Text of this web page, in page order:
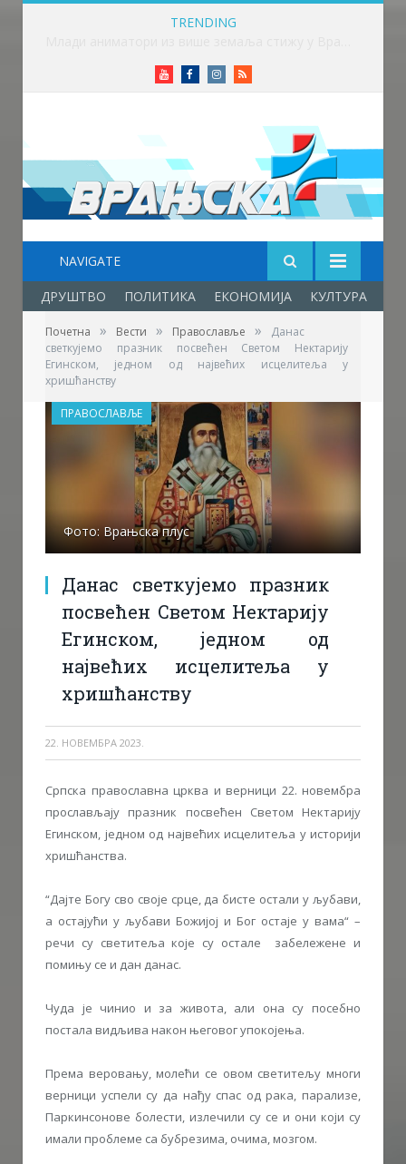
TRENDING
YoutubeFacebookInstagram
RSS
NAVIGATE
ДРУШТВО ПОЛИТИКА ЕКОНОМИЈА КУЛТУРА
Почетна » Вести » Православље »
Данас
светкујемо празник посвећен Светом Нектарију
Егинском, једном од највећих исцелитеља у
хришћанству
Фото: Врањска плус
Данас светкујемо празник
посвећен Светом Нектарију
Егинском, једном од
највећих исцелитеља у
хришћанству
22. НОВЕМБРА 2023.
ПРАВОСЛАВЉЕ
Српска православна црква и верници 22. новембра
прослављају празник посвећен Светом Нектарију
Егинском, једном од највећих исцелитеља у историји
хришћанства.
“Дајте Богу сво своје срце, да бисте остали у љубави,
а остајући у љубави Божијој и Бог остаје у вама“ –
речи су светитеља које су остале забележене и
помињу се и дан данас.
Чуда је чинио и за живота, али она су посебно
постала видљива након његовог упокојења.
Према веровању, молећи се овом светитељу многи
верници успели су да нађу спас од рака, парализе,
Паркинсонове болести, излечили су се и они који су
имали проблеме са бубрезима, очима, мозгом.